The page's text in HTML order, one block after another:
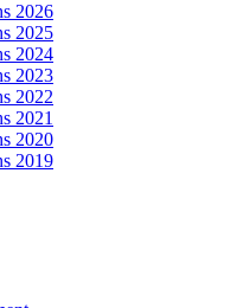
2026
2025
2024
2023
2022
2021
2020
2019